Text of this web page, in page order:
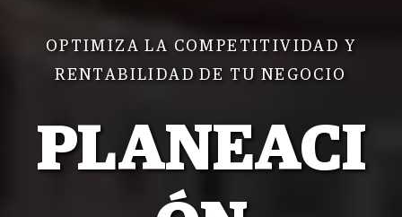
OPTIMIZA LA COMPETITIVIDAD Y
RENTABILIDAD DE TU NEGOCIO
PLANEACI